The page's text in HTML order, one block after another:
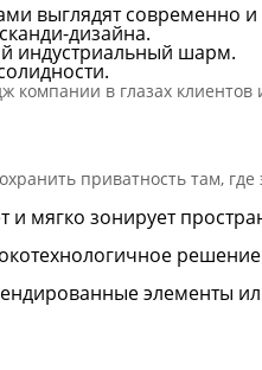
выглядят современно и
дизайна.
индустриальный шарм.
компании в глазах клиентов
приватность там, где
мягко зонирует
элементы